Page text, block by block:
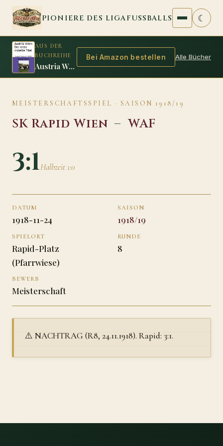
Zum Inhalt springen
PIONIERE DES LIGAFUSSBALLS ☾
AUS DER
BUCHREIHE
Austria Wien: Der erste violette Titel
Bei Amazon bestellen Alle Bücher
MEISTERSCHAFTSSPIEL · SAISON 1918/19
SK Rapid Wien –WAF
3:1Halbzeit 1:0
DATUM
1918-11-24
SAISON
1918/19
SPIELORT
Rapid-Platz
(Pfarrwiese)
RUNDE
8
BEWERB
Meisterschaft
⚠️ NACHTRAG (R8, 24.11.1918). Rapid: 3:1.